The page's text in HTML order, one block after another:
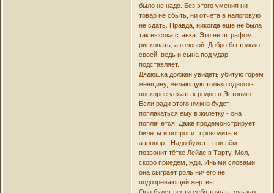
было не надо. Без этого умения ни
товар не сбыть, ни отчёта в налоговую
не сдать. Правда, никогда ещё не была
так высока ставка. Это не штрафом
рисковать, а головой. Добро бы только
своей, ведь и сына под удар
подставляет.
Дядюшка должен увидеть убитую горем
женщину, желающую только одного -
поскорее уехать к родне в Эстонию.
Если ради этого нужно будет
поплакаться ему в жилетку - она
поплачется. Даже продемонстрирует
билеты и попросит проводить в
аэропорт. Надо будет - при нём
позвонит тётке Лейде в Тарту. Мол,
скоро приедем, жди. Иными словами,
она сыграет роль ничего не
подозревающей жертвы.